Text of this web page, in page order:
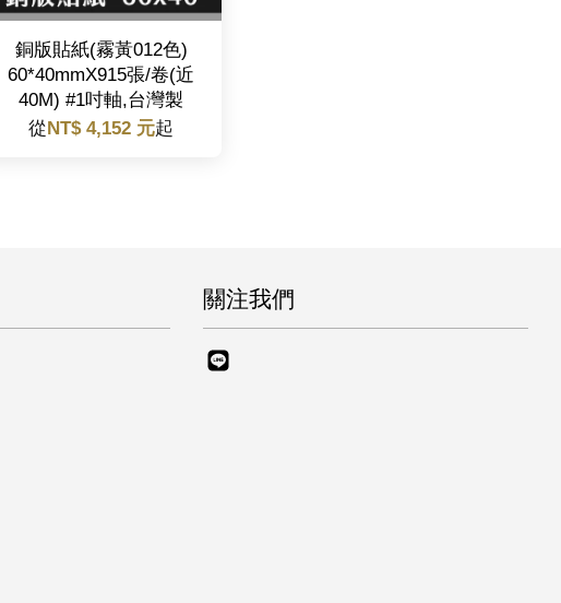
銅版貼紙(霧黃012色)
60*40mmX915張/卷(近
40M) #1吋軸,台灣製
從NT$ 4,152 元起
關注我們